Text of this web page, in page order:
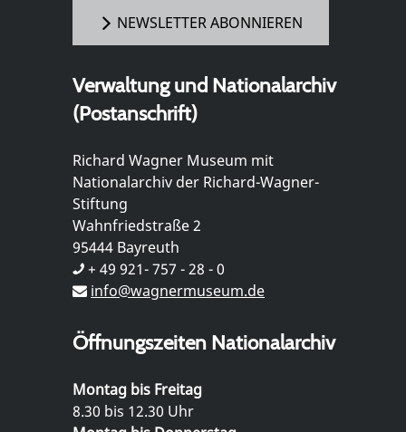
NEWSLETTER ABONNIEREN
Verwaltung und Nationalarchiv
(Postanschrift)
Richard Wagner Museum mit
Nationalarchiv der Richard-Wagner-
Stiftung
Wahnfriedstraße 2
95444 Bayreuth
+ 49 921- 757 - 28 - 0
info@wagnermuseum.de
Öffnungszeiten Nationalarchiv
Montag bis Freitag
8.30 bis 12.30 Uhr